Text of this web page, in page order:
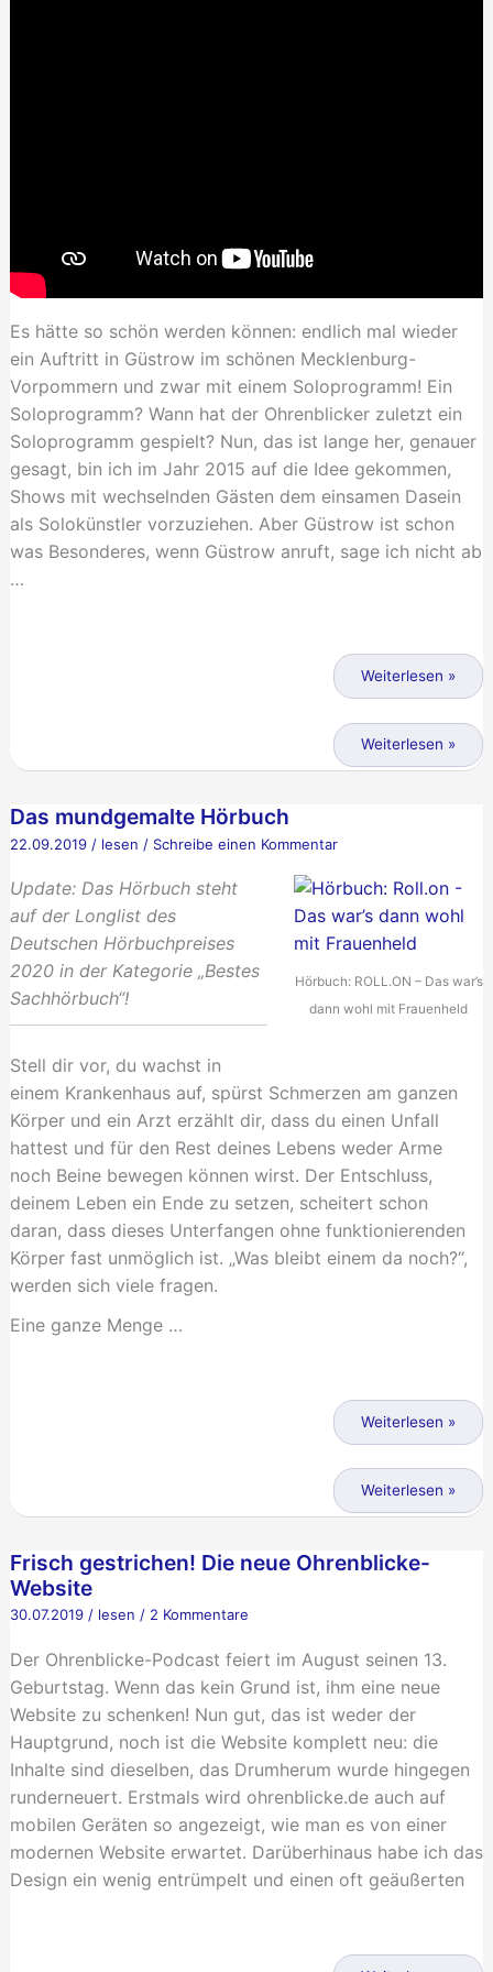
Es hätte so schön werden können: endlich mal wieder
ein Auftritt in Güstrow im schönen Mecklenburg-
Vorpommern und zwar mit einem Soloprogramm! Ein
Soloprogramm? Wann hat der Ohrenblicker zuletzt ein
Soloprogramm gespielt? Nun, das ist lange her, genauer
gesagt, bin ich im Jahr 2015 auf die Idee gekommen,
Shows mit wechselnden Gästen dem einsamen Dasein
als Solokünstler vorzuziehen. Aber Güstrow ist schon
was Besonderes, wenn Güstrow anruft, sage ich nicht ab
…
Weiterlesen »
Lieder
in
Weiterlesen »
Das mundgemalte Hörbuch
22.09.2019/ lesen / Schreibe einen Kommentar
Hörbuch: ROLL.ON – Das war’s
dann wohl mit Frauenheld
Update: Das Hörbuch steht
auf der Longlist des
Deutschen Hörbuchpreises
2020 in der Kategorie „Bestes
Sachhörbuch“!
Stell dir vor, du wachst in
einem Krankenhaus auf, spürst Schmerzen am ganzen
Körper und ein Arzt erzählt dir, dass du einen Unfall
hattest und für den Rest deines Lebens weder Arme
noch Beine bewegen können wirst. Der Entschluss,
deinem Leben ein Ende zu setzen, scheitert schon
daran, dass dieses Unterfangen ohne funktionierenden
Körper fast unmöglich ist. „Was bleibt einem da noch?“,
werden sich viele fragen.
Eine ganze Menge …
Weiterlesen »
Das
mundgemalte
Weiterlesen »
Frisch gestrichen! Die neue Ohrenblicke-
Website
30.07.2019/ lesen / 2 Kommentare
Der Ohrenblicke-Podcast feiert im August seinen 13.
Geburtstag. Wenn das kein Grund ist, ihm eine neue
Website zu schenken! Nun gut, das ist weder der
Hauptgrund, noch ist die Website komplett neu: die
Inhalte sind dieselben, das Drumherum wurde hingegen
runderneuert. Erstmals wird ohrenblicke.de auch auf
mobilen Geräten so angezeigt, wie man es von einer
modernen Website erwartet. Darüberhinaus habe ich das
Design ein wenig entrümpelt und einen oft geäußerten